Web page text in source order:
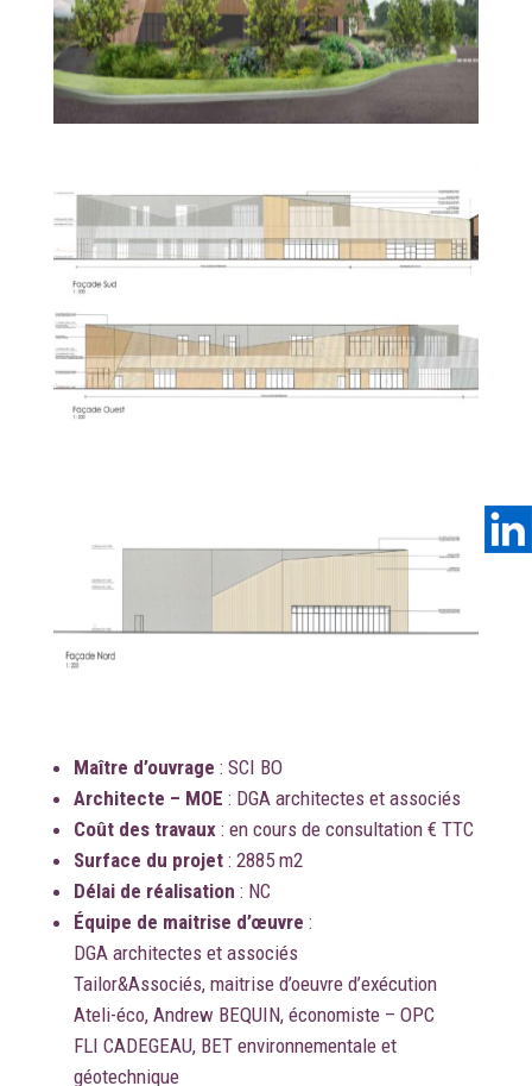
Maître d’ouvrage : SCI BO
Architecte – MOE : DGA architectes et associés
Coût des travaux: en cours de consultation € TTC
Surface du projet: 2885 m2
Délai de réalisation : NC
Équipe de maitrise d’œuvre :
DGA architectes et associés
Tailor&Associés, maitrise d’oeuvre d’exécution
Ateli-éco, Andrew BEQUIN, économiste – OPC
FLI CADEGEAU, BET environnementale et
géotechnique